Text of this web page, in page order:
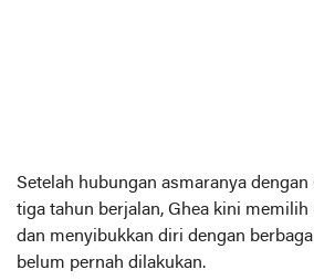
Setelah hubungan asmaranya dengan
tiga tahun berjalan, Ghea kini
dan menyibukkan diri dengan
belum pernah dilakukan.